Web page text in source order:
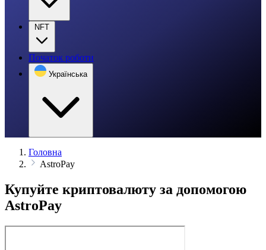
NFT
Початок роботи
Українська
Головна
AstroPay
Купуйте криптовалюту за допомогою
AstroPay